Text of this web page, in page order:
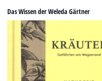
Das Wissen der Weleda Gärtner